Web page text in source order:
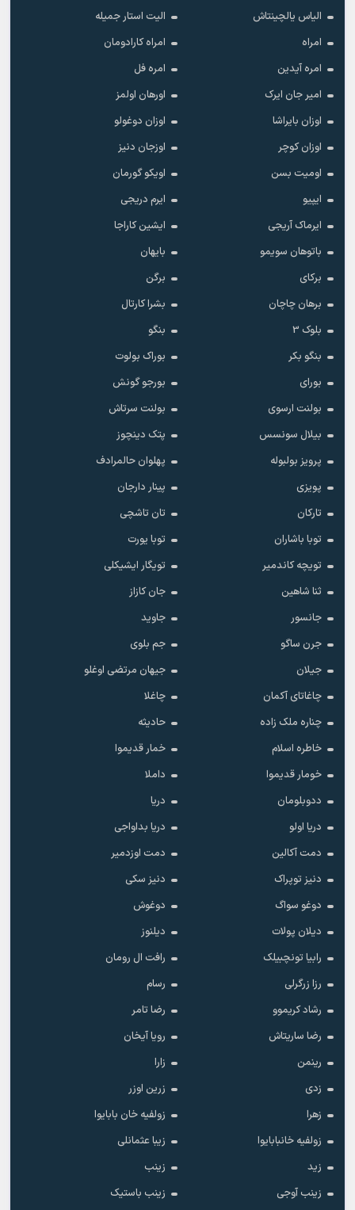
الیاس یالچینتاش
الیت استار جمیله
امراه
امراه کارادومان
امره آیدین
امره فل
امیر جان ایرک
اورهان اولمز
اوزان بایراشا
اوزان دوغولو
اوزان کوچر
اوزجان دنیز
اومیت بسن
اویکو گورمان
ایپیو
ایرم دریجی
ایرماک آریجی
ایشین کاراجا
باتوهان سویمو
بایهان
برکای
برگن
برهان چاچان
بشرا کارتال
بلوک 3
بنگو
بنگو بکر
بوراک بولوت
بورای
بورجو گونش
بولنت ارسوی
بولنت سرتاش
بیلال سونسس
پتک دینچوز
پرویز بولبوله
پهلوان حالمرادف
پویزی
پینار دارجان
تارکان
تان تاشچی
توبا باشاران
توبا یورت
تویچه کاندمیر
تویگار ایشیکلی
ثنا شاهین
جان کازاز
جانسور
جاوید
جرن ساگو
جم بلوی
جیلان
جیهان مرتضی اوغلو
چاغاتای آکمان
چاغلا
چناره ملک زاده
حادیثه
خاطره اسلام
خمار قدیموا
خومار قدیموا
داملا
ددوبلومان
دریا
دریا اولو
دریا بداواجی
دمت آکالین
دمت اوزدمیر
دنیز توپراک
دنیز سکی
دوغو سواگ
دوغوش
دیلان پولات
دیلنوز
رابیا تونچبیلک
رافت ال رومان
رزا زرگرلی
رسام
رشاد کریموو
رضا تامر
رضا ساریتاش
رویا آیخان
رینمن
زارا
زدی
زرین اوزر
زهرا
زولفیه خان بابایوا
زولفیه خانبابایوا
زیبا عثمانلی
زید
زینب
زینب آوجی
زینب باستیک